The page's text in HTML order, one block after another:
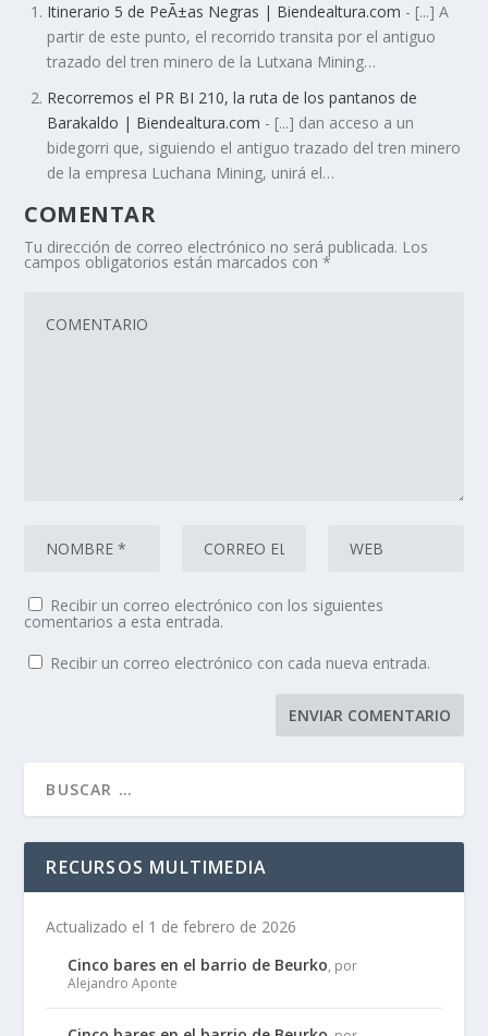
Itinerario 5 de PeÃ±as Negras | Biendealtura.com - [...] A
partir de este punto, el recorrido transita por el antiguo
trazado del tren minero de la Lutxana Mining…
Recorremos el PR BI 210, la ruta de los pantanos de
Barakaldo | Biendealtura.com - [...] dan acceso a un
bidegorri que, siguiendo el antiguo trazado del tren minero
de la empresa Luchana Mining, unirá el…
COMENTAR
Tu dirección de correo electrónico no será publicada. Los
campos obligatorios están marcados con*
Recibir un correo electrónico con los siguientes
comentarios a esta entrada.
Recibir un correo electrónico con cada nueva entrada.
RECURSOS MULTIMEDIA
Actualizado el 1 de febrero de 2026
Cinco bares en el barrio de Beurko, por
Alejandro Aponte